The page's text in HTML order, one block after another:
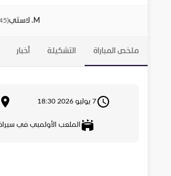
M. لاستي (
ملخص المباراة التشكيلة أخبار
7 يوليو 2026 18:30
الملعب الأولمبي في